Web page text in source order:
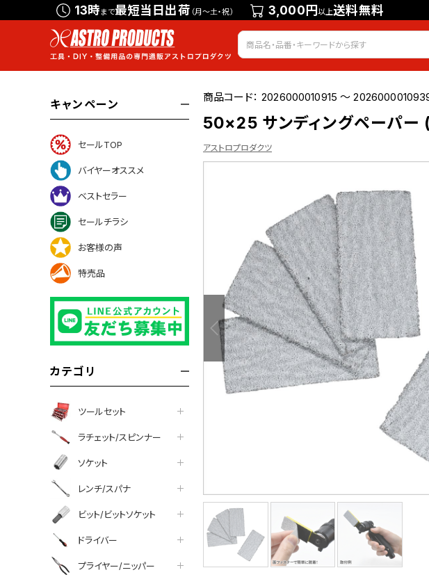
13時まで最短当日出荷 （月～土・祝） 3,000円以上送料無料
会員登録 ログイン
キャンペーン
セールTOP
バイヤーオススメ
ベストセラー
セールチラシ
お客様の声
特売品
カテゴリ
ツールセット
ラチェット/スピンナー
ソケット
レンチ/スパナ
ビット/ビットソケット
ドライバー
プライヤー/ニッパー
商品コード：2026000010915 ～
50×25 サンディングペーパ
アストロプロダクツ
facebook
line